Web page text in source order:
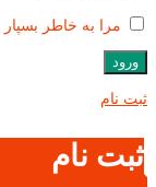
مرا به خاطر بسپار
ورود
ثبت نام
ثبت نام